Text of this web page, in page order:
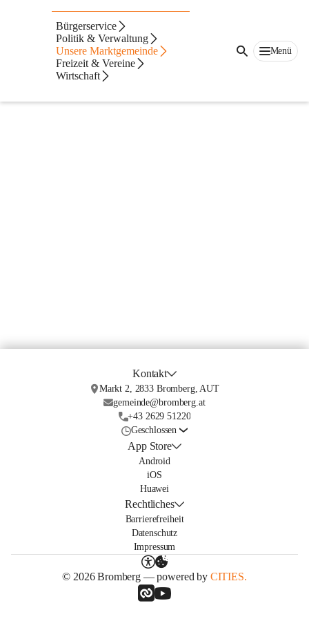
Bürgerservice
Politik & Verwaltung
Unsere Marktgemeinde
Freizeit & Vereine
Wirtschaft
Menü
Aktuelles
Kontakt
Markt 2, 2833 Bromberg, AUT
gemeinde@bromberg.at
+43 2629 51220
Geschlossen
App Store
Android
iOS
Huawei
Rechtliches
Barrierefreiheit
Datenschutz
Impressum
© 2026 Bromberg — powered by CITIES.